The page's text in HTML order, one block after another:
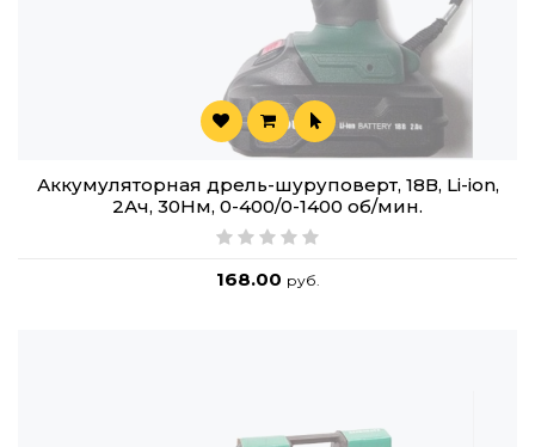
Аккумуляторная дрель-шуруповерт, 18В, Li-ion,
2Ач, 30Нм, 0-400/0-1400 об/мин.
168.00 руб.